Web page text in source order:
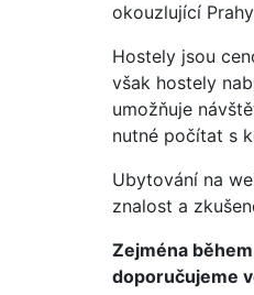
okouzlující
Hostely jsou
však hostely
umožňuje
nutné počítat s
Ubytování na
znalost a
Zejména
doporučujeme